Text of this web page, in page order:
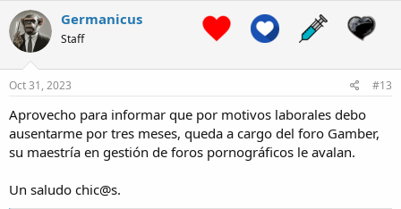
i
n
s
Germanicus
Staff
Oct 31, 2023 #13
Aprovecho para informar que por motivos laborales debo
ausentarme por tres meses, queda a cargo del foro Gamber,
su maestría en gestión de foros pornográficos le avalan.
Un saludo chic@s.